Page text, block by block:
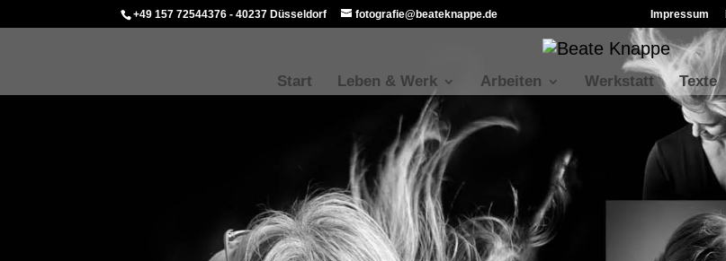
+49 157 72544376 - 40237 Düsseldorf fotografie@beateknappe.de Impressum
Start Leben & Werk Arbeiten Werkstatt Texte